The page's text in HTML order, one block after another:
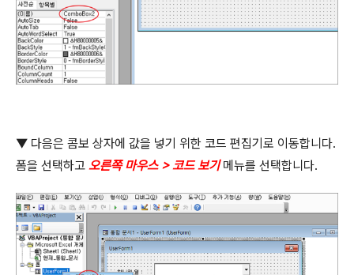
▼ 다음은 콤보 상자에 값을 넣기 위한 코드 편집기로 이동합니다.
폼을 선택하고 오른쪽 마우스 >코드 보기 메뉴를 선택합니다.